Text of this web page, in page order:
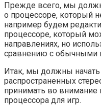
Прежде всего, мы
о процессоре, который
например будем
процессоре, который
направлениях, но
сравнению с обычными
Итак, мы должны
распространенных
принимать во
процессора для игр.